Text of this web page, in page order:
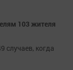
103 жителя
случаев, когда